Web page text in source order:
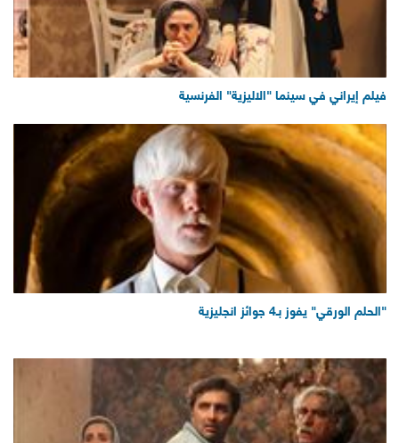
"الحلم الورقي" يفوز بـ4 جوائز انجليزية
فيلم إيراني في سينما "الاليزية" الفرنسية